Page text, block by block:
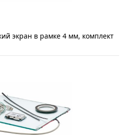
экран в рамке 4 мм, комплект